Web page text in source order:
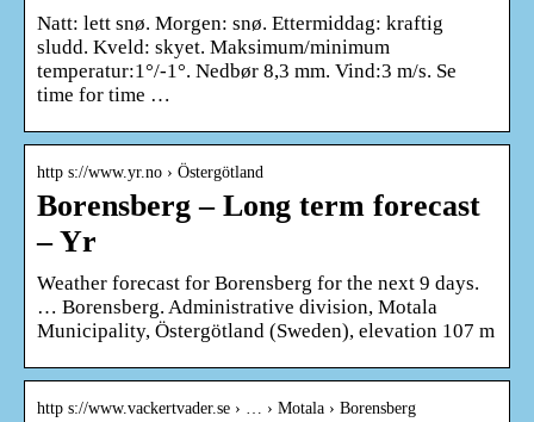
Natt: lett snø. Morgen: snø. Ettermiddag: kraftig
sludd. Kveld: skyet. Maksimum/minimum
temperatur:1°/-1°. Nedbør 8,3 mm. Vind:3 m/s. Se
time for time …
http s://www.yr.no › Östergötland
Borensberg – Long term forecast
– Yr
Weather forecast for Borensberg for the next 9 days.
… Borensberg. Administrative division, Motala
Municipality, Östergötland (Sweden), elevation 107 m
http s://www.vackertvader.se › … › Motala › Borensberg